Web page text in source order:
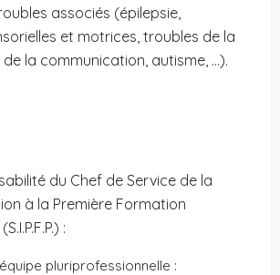
associés (épilepsie,
et motrices, troubles de la
la communication, autisme, …).
du Chef de Service de la
à la Première Formation
:
pluriprofessionnelle :